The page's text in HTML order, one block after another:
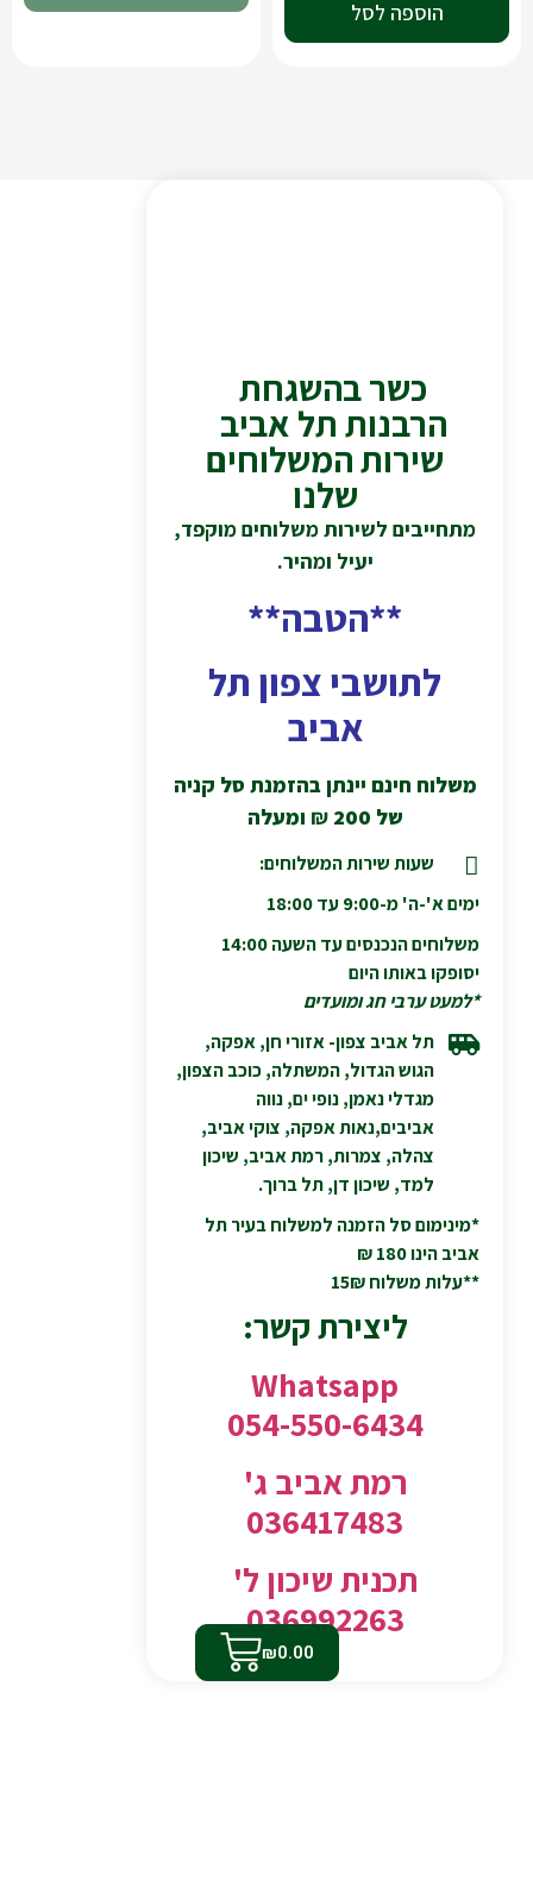
₪0.00
הוספה לסל
כשר בהשגחת
הרבנות תל אביב
שירות המשלוחים
שלנו
מתחייבים לשירות משלוחים מוקפד,
יעיל ומהיר.
**הטבה**
לתושבי צפון תל
אביב
משלוח חינם יינתן בהזמנת סל קניה
של 200
₪ ומעלה
שעות שירות המשלוחים:
ימים א'-ה' מ-9:00 עד 18:00
משלוחים הנכנסים עד השעה 14:00
יסופקו באותו היום
*למעט ערבי חג ומועדים
תל אביב צפון- אזורי חן, אפקה,
הגוש הגדול, המשתלה, כוכב הצפון,
מגדלי נאמן, נופי ים, נווה
אביבים,נאות אפקה, צוקי אביב,
צהלה, צמרות, רמת אביב, שיכון
למד, שיכון דן, תל ברוך.
*מינימום סל הזמנה למשלוח בעיר תל
אביב הינו 180 ₪
**עלות משלוח 15₪
ליצירת קשר:
Whatsapp
054-550-6434
רמת אביב ג'
036417483
תכנית שיכון ל'
036992263